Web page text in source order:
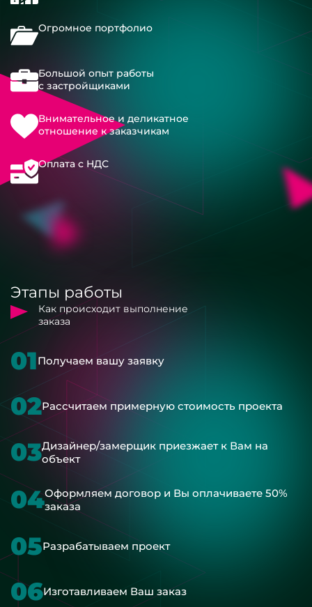
Огромное портфолио
Большой опыт работы
с застройщиками
Внимательное и деликатное
отношение к заказчикам
Оплата с НДС
Этапы работы
Как происходит выполнение
заказа
01Получаем вашу заявку
02Рассчитаем примерную стоимость проекта
03Дизайнер/замерщик приезжает к Вам на
объект
04Оформляем договор и Вы оплачиваете 50%
заказа
05Разрабатываем проект
06Изготавливаем Ваш заказ